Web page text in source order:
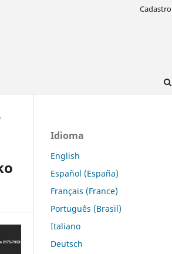
Cadastro
Idioma
English
Español (España)
Français (France)
Português (Brasil)
Italiano
Deutsch